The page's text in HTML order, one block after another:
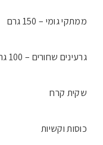
ממתקי גומי – 150 גרם
גרעינים שחורים – 100 גרם
שקית קרח
כוסות וקשיות